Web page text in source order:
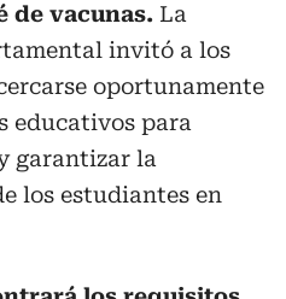
de vacunas. La
invitó a los
oportunamente
educativos para
garantizar la
los estudiantes en